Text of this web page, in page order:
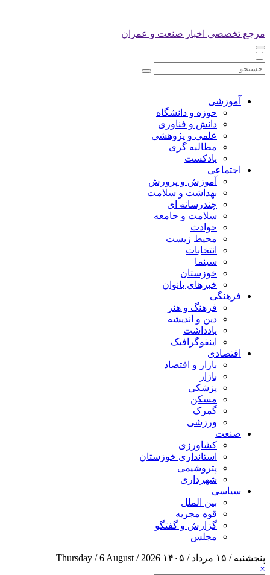
مرجع تخصصی اخبار صنعت و عمران
آموزشی
حوزه و دانشگاه
دانش و فناوری
علمی و پژوهشی
مطالبه گری
پادکست
اجتماعی
آموزش و پرورش
بهداشت و سلامت
چندرسانه ای
سلامت و جامعه
حوادث
محیط زیست
انتخابات
سینما
خوزستان
خبرهای بانوان
فرهنگی
فرهنگ و هنر
دین و اندیشه
یادداشت
اینفوگرافیک
اقتصادی
بازار و اقتصاد
بازار
پزشکی
مسکن
گمرک
ورزشی
صنعت
کشاورزی
استانداری خوزستان
پتروشیمی
شهرداری
سیاسی
بین الملل
قوه مجریه
گزارش و گفتگو
مجلس
پنجشنبه / ۱۵ مرداد / ۱۴۰۵
Thursday / 6 August / 2026
×